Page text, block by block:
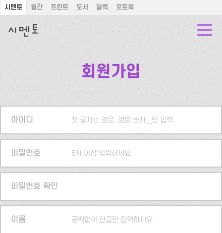
시멘토 월간 프린트 도서 달력 포토북
회원가입
아이디 첫 글자는 영문. 영문,숫자,_만 입력.
비밀번호 6자 이상 입력하세요.
비밀번호 확인
이름 공백없이 한글만 입력하세요.